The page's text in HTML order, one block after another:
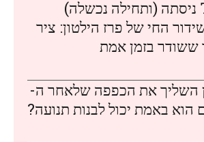
איך TikTok ניסתה (ותחילה נכשלה)
החי של פרז הילטון: ציר
ששודר בזמן אמת
השליך את הכפפה שלאחר ה-